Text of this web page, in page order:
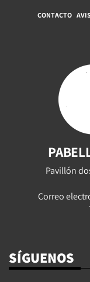
CONTACTO
Pavillón
Correo
SÍGUENOS